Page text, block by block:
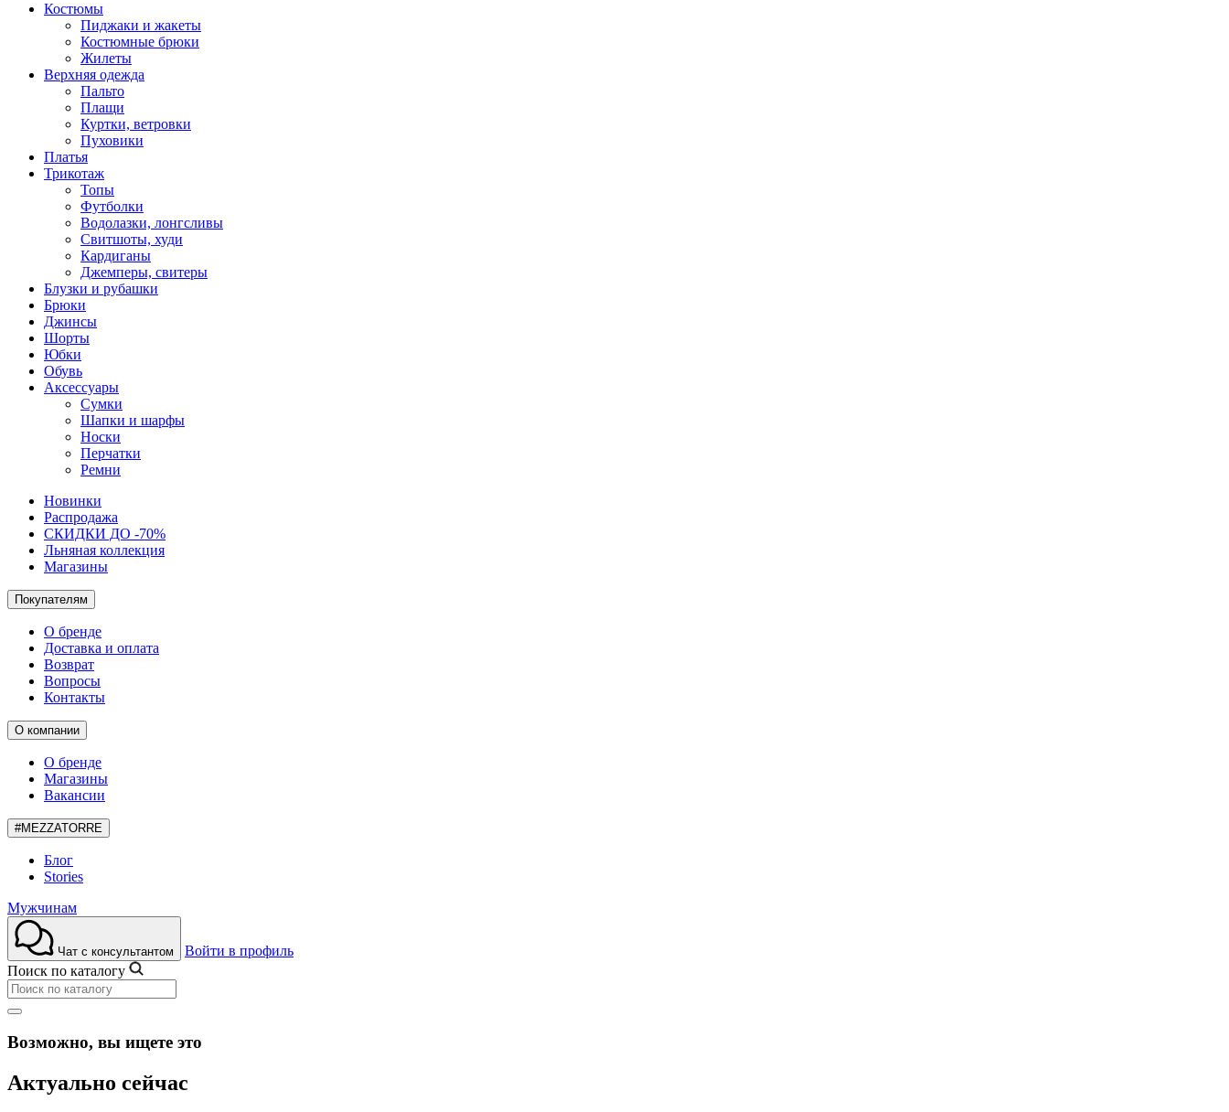
Костюмы
Пиджаки и жакеты
Костюмные брюки
Жилеты
Верхняя одежда
Пальто
Плащи
Куртки, ветровки
Пуховики
Платья
Трикотаж
Топы
Футболки
Водолазки, лонгсливы
Свитшоты, худи
Кардиганы
Джемперы, свитеры
Блузки и рубашки
Брюки
Джинсы
Шорты
Юбки
Обувь
Аксессуары
Сумки
Шапки и шарфы
Носки
Перчатки
Ремни
Новинки
Распродажа
СКИДКИ ДО -70%
Льняная коллекция
Магазины
Покупателям
О бренде
Доставка и оплата
Возврат
Вопросы
Контакты
О компании
О бренде
Магазины
Вакансии
#MEZZATORRE
Блог
Stories
Мужчинам
Чат с консультантом
Войти в профиль
Поиск по каталогу
Возможно, вы ищете это
Актуально сейчас